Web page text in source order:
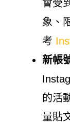
會受
象、
考
新帳
的活
量貼